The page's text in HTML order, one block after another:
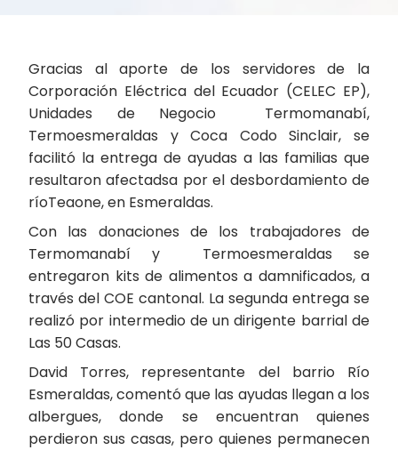
Gracias al aporte de los servidores de la
Corporación Eléctrica del Ecuador (CELEC EP),
Unidades de Negocio Termomanabí,
Termoesmeraldas y Coca Codo Sinclair, se
facilitó la entrega de ayudas a las familias que
resultaron afectadsa por el desbordamiento de
ríoTeaone, en Esmeraldas.
Con las donaciones de los trabajadores de
Termomanabí y Termoesmeraldas se
entregaron kits de alimentos a damnificados, a
través del COE cantonal. La segunda entrega se
realizó por intermedio de un dirigente barrial de
Las 50 Casas.
David Torres, representante del barrio Río
Esmeraldas, comentó que las ayudas llegan a los
albergues, donde se encuentran quienes
perdieron sus casas, pero quienes permanecen